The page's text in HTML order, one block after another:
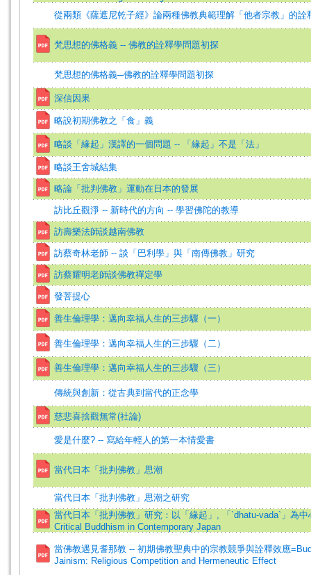
從兩類《薩遮尼乾子經》論兩種佛教典範理解「他者宗教」的詮
梵思想的佛格義 -- 佛教的詮釋學問題初探
梵思想的佛格義─佛教的詮釋學問題初探
深信因果
略說初期佛教之「食」義
略談「緣起」漢譯的一個問題 -- 「緣起」不是「法」
略談王舍城結集
略論「批判佛教」運動在日本的發展
訪比丘觀淨 -- 新時代的方向 -- 學習佛陀的教導
訪壽樂法師談越南佛教
訪蔡奇林老師 -- 談「巴利學」與「南傳佛教」研究
訪蔡耀明老師談佛教禪定學
發菩提心
善生倫理學：邁向幸福人生的三步驟（一）
善生倫理學：邁向幸福人生的三步驟（二）
善生倫理學：邁向幸福人生的三步驟（三）
傳統與創新：從古典到當代的正念學
慈悲喜捨觀無常(社論)
愛是什麼? -- 寫給年輕人的第一本情愛書
當代日本「批判佛教」思潮
當代日本「批判佛教」思潮之研究
當代日本「批判佛教」研究：以「緣起」, 「`dhatu-vada`」為
Critical Buddhism in Contemporary Japan
當佛教遇見耆那教 -- 初期佛教聖典中的宗教競爭與詮釋效應
Jainism: Religious Competition and Hermeneutic Effect